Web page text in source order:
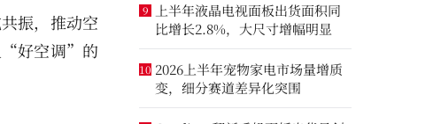
振，推动空
“好空调”的
9
上半年液晶电视面板出货面积同
比增长2.8%，大尺寸增幅明显
10 2026上半年宠物家电市场量增质
变，细分赛道差异化突围